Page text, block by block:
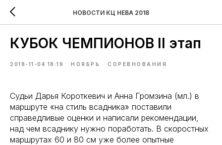
НОВОСТИ КЦ НЕВА 2018
КУБОК ЧЕМПИОНОВ II этап
2018-11-04 18:19 НОЯБРЬ СОРЕВНОВАНИЯ
Судьи Дарья Короткевич и Анна Громзина (мл.) в
маршруте «на стиль всадника» поставили
справедливые оценки и написали рекомендации,
над чем всаднику нужно поработать. В скоростных
маршрутах 60 и 80 см уже более опытные